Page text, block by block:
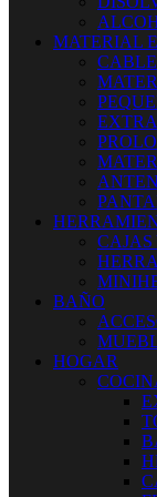
MATERIAL
BAÑO
HOGAR